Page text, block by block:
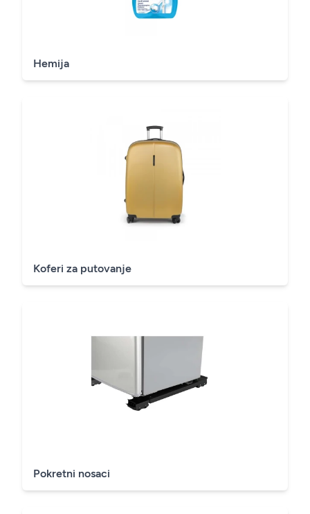
Hemija
Koferi za putovanje
Pokretni nosaci